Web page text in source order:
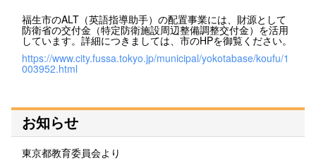
福生市のALT（英語指導助手）の配置事業には、財源として
防衛省の交付金（特定防衛施設周辺整備調整交付金）を活用
しています。詳細につきましては、市のHPを御覧ください。
https://www.city.fussa.tokyo.jp/municipal/yokotabase/koufu/1
003952.html
お知らせ
東京都教育委員会より